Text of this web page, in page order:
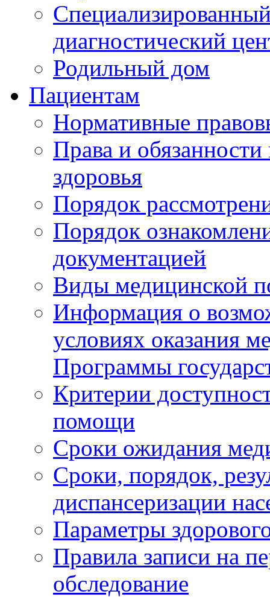
диагностический
Родильный дом
Пациентам
Нормативные
Права и
здоровья
Порядок
Порядок
документацией
Виды медицинской
Информация о
условиях оказания
Программы
Критерии
помощи
Сроки ожидания
Сроки, порядок,
диспансеризации
Параметры
Правила записи на
обследование